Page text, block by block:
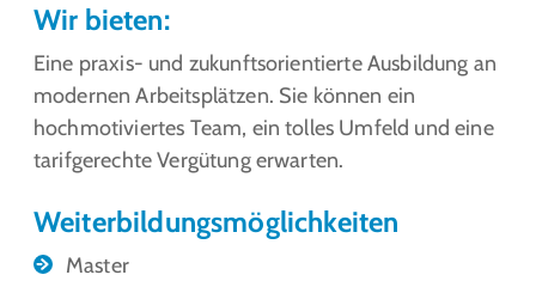
Wir bieten:
Eine praxis- und zukunftsorientierte Ausbildung an
modernen Arbeitsplätzen. Sie können ein
hochmotiviertes Team, ein tolles Umfeld und eine
tarifgerechte Vergütung erwarten.
Weiterbildungsmöglichkeiten
Master